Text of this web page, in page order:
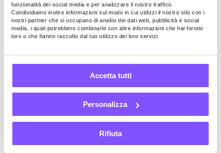
funzionalità dei social media e per analizzare il nostro traffico.
Condividiamo inoltre informazioni sul modo in cui utilizzi il nostro sito con i
nostri partner che si occupano di analisi dei dati web, pubblicità e social
media, i quali potrebbero combinarle con altre informazioni che hai fornito
loro o che hanno raccolto dal tuo utilizzo dei loro servizi.
Accetta tutti
Personalizza
Rifiuta
1 h 2 h 4 h 8 h 12 h 16 h 20 h 24 h
Inizia a guadagnare ora
5 a 140 USD al mese solo mantenendo attiva la nostra
app sul dispositivo. In questo momento paghiamo 0,20